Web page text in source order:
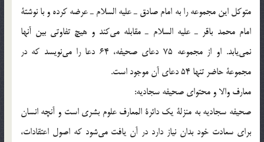
متوكل اين مجموعه را به امام صادق ـ عليه السلام ـ عرضه كرده و با نوشتة
امام محمد باقر ـ عليه السلام ـ مقابله مي‌كند و هيچ تفاوتي بين آنها
نمي‌يابد. او از مجموعه 75 دعاي صحيفه، 64 دعا را مي‌نويسد كه در
مجموعة حاضر تنها 54 دعاي آن موجود است.
معارف والا و محتواي صحيفه سجاديه:
صحيفه سجاديه به منزلة يك دائرة المعارف علوم بشري است و آنچه انسان
براي سعادت خود بدان نياز دارد در آن يافت مي‌شود كه اصول اعتقادات،